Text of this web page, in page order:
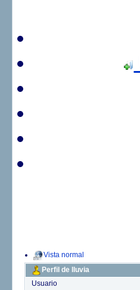
Vista normal
Perfil de lluvia
Usuario